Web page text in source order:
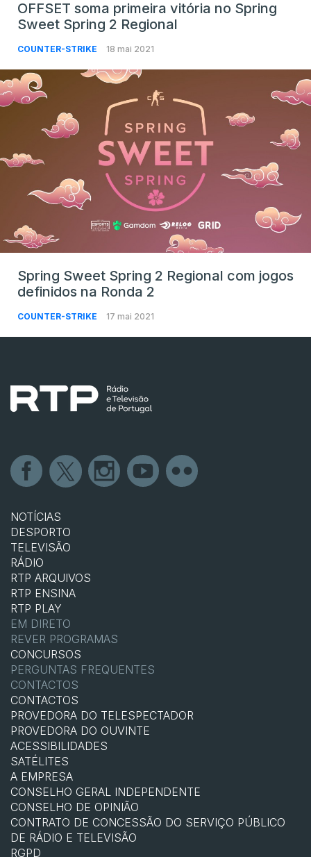
OFFSET soma primeira vitória no Spring
Sweet Spring 2 Regional
COUNTER-STRIKE 18 mai 2021
Spring Sweet Spring 2 Regional com jogos
definidos na Ronda 2
COUNTER-STRIKE 17 mai 2021
NOTÍCIAS
DESPORTO
TELEVISÃO
RÁDIO
RTP ARQUIVOS
RTP ENSINA
RTP PLAY
EM DIRETO
REVER PROGRAMAS
CONCURSOS
PERGUNTAS FREQUENTES
CONTACTOS
CONTACTOS
PROVEDORA DO TELESPECTADOR
PROVEDORA DO OUVINTE
ACESSIBILIDADES
SATÉLITES
A EMPRESA
CONSELHO GERAL INDEPENDENTE
CONSELHO DE OPINIÃO
CONTRATO DE CONCESSÃO DO SERVIÇO PÚBLICO
DE RÁDIO E TELEVISÃO
RGPD